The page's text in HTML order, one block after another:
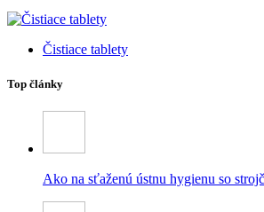
Čistiace tablety
Top články
Ako na sťaženú ústnu hygienu so